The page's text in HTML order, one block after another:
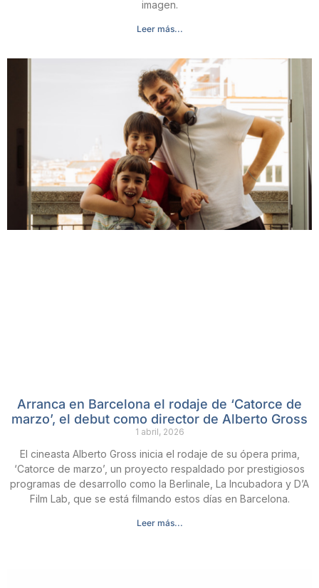
imagen.
Leer más...
Arranca en Barcelona el rodaje de ‘Catorce de
marzo’, el debut como director de Alberto Gross
1 abril, 2026
El cineasta Alberto Gross inicia el rodaje de su ópera prima,
‘Catorce de marzo’, un proyecto respaldado por prestigiosos
programas de desarrollo como la Berlinale, La Incubadora y D’A
Film Lab, que se está filmando estos días en Barcelona.
Leer más...